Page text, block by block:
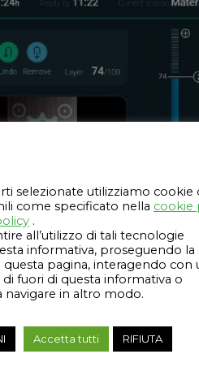
selezionate utilizziamo cookie
come specificato nella cookie
.
all’utilizzo di tali tecnologie
informativa, proseguendo la
questa pagina, interagendo con
fuori di questa informativa o
navigare in altro modo.
Accetta tutti RIFIUTA